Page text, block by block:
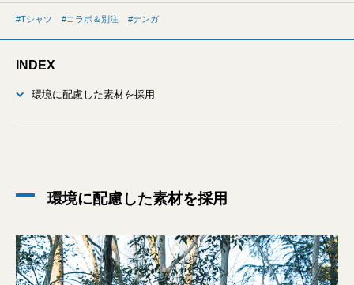
Tシャツ コラボ＆別注 ナンガ
INDEX
環境に配慮した素材を採用
環境に配慮した素材を採用